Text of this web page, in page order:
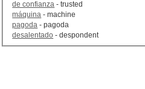
de confianza - trusted
máquina - machine
pagoda - pagoda
desalentado - despondent